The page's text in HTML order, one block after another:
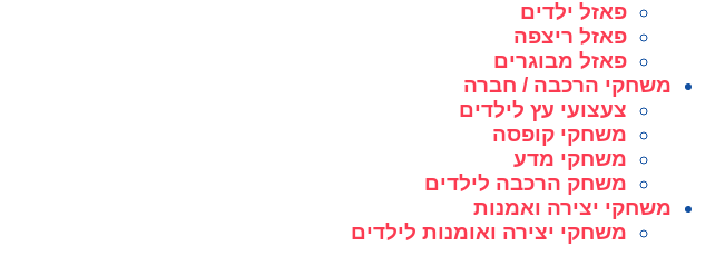
פאזל ילדים
פאזל ריצפה
פאזל מבוגרים
משחקי הרכבה / חברה
צעצועי עץ לילדים
משחקי קופסה
משחקי מדע
משחק הרכבה לילדים
משחקי יצירה ואמנות
משחקי יצירה ואומנות לילדים